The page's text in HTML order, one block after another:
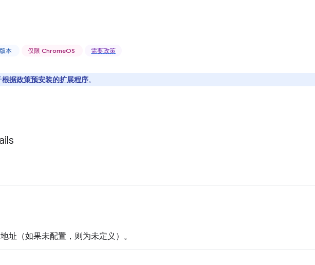
本 仅限 ChromeOS 需要政策
根据政策预安装的扩展程序。
址（如果未配置，则为未定义）。